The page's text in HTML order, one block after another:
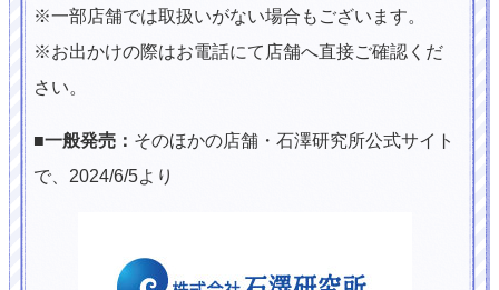
※一部店舗では取扱いがない場合もございます。
※お出かけの際はお電話にて店舗へ直接ご確認くだ
さい。
■一般発売： そのほかの店舗・石澤研究所公式サイト
で、2024/6/5より